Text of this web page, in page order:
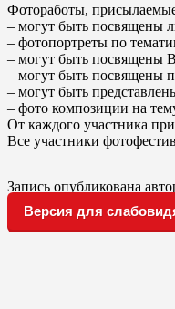
Фотоработы,
– могут быть посвящены
– фотопортреты по
– могут быть посвящены
– могут быть посвящены
– могут быть
– фото композиции на
От каждого участника
Все участники
Запись опубликована
Версия для